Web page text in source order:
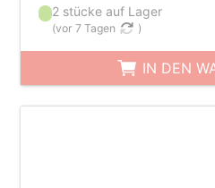
2 stücke auf Lager
(vor 7 Tagen )
IN DEN